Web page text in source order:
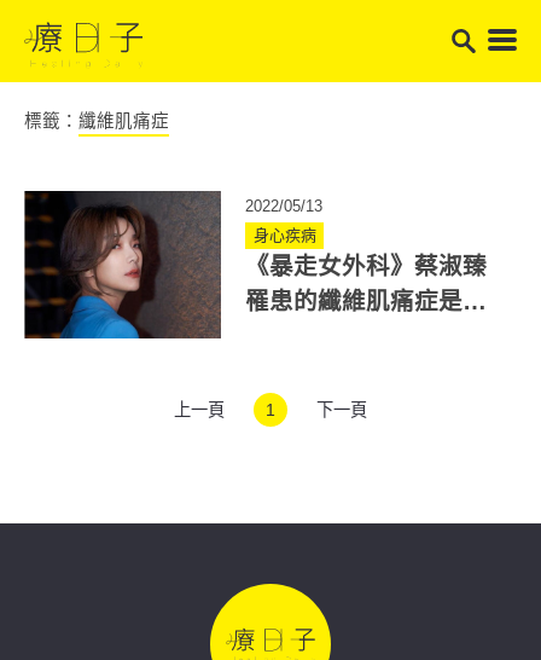
標籤： 纖維肌痛症
2022/05/13
身心疾病
《暴走女外科》蔡淑臻
罹患的纖維肌痛症是什
上一頁 1 下一頁